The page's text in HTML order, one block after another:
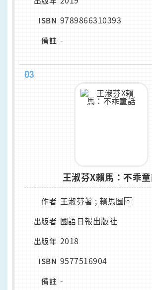
ISBN 9789866310393
備註 -
03
王淑芬X賴馬：不乖
作者 王淑芬著 ; 賴馬圖
出版者 國語日報出版社
出版年 2018
ISBN 9577516904
備註 -